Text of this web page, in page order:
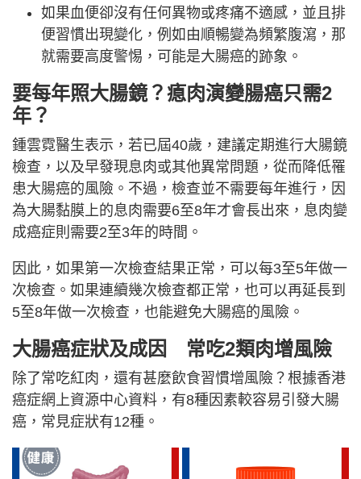
如果血便卻沒有任何異物或疼痛不適感，並且排
便習慣出現變化，例如由順暢變為頻繁腹瀉，那
就需要高度警惕，可能是大腸癌的跡象。
要每年照大腸鏡？瘜肉演變腸癌只需2
年？
鍾雲霓醫生表示，若已屆40歲，建議定期進行大腸鏡
檢查，以及早發現息肉或其他異常問題，從而降低罹
患大腸癌的風險。不過，檢查並不需要每年進行，因
為大腸黏膜上的息肉需要6至8年才會長出來，息肉變
成癌症則需要2至3年的時間。
因此，如果第一次檢查結果正常，可以每3至5年做一
次檢查。如果連續幾次檢查都正常，也可以再延長到
5至8年做一次檢查，也能避免大腸癌的風險。
大腸癌症狀及成因 常吃2類肉增風險
除了常吃紅肉，還有甚麼飲食習慣增風險？根據香港
癌症網上資源中心資料，有8種因素較容易引發大腸
癌，常見症狀有12種。